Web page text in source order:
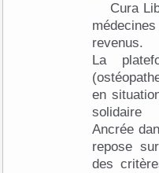
Cura
revenus.
La
en
Ancrée
repose
des